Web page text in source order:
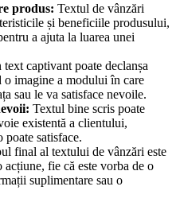
produs: Textul de vânzări
și beneficiile produsului,
a ajuta la luarea unei
text captivant poate declanșa
imagine a modului în care
sau le va satisface nevoile.
Textul bine scris poate
existentă a clientului,
satisface.
final al textului de vânzări este
fie că este vorba de o
suplimentare sau o